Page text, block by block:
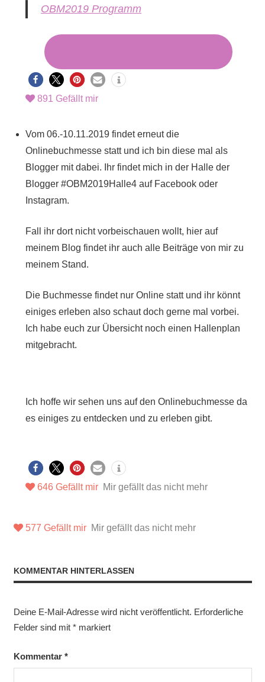
OBM2019 Programm
891 Gefällt mir
Vom 06.-10.11.2019 findet erneut die
Onlinebuchmesse statt und ich bin diese mal als
Blogger mit dabei. Ihr findet mich in der Halle der
Blogger #OBM2019Halle4 auf Facebook oder
Instagram.
Fall ihr dort nicht vorbeischauen wollt, hier auf
meinem Blog findet ihr auch alle Beiträge von mir zu
meinem Stand.
Die Buchmesse findet nur Online statt und ihr könnt
einiges erleben also schaut doch gerne mal vorbei.
Ich habe euch zur Übersicht noch einen Hallenplan
mitgebracht.
Ich hoffe wir sehen uns auf den Onlinebuchmesse da
es einiges zu entdecken und zu erleben gibt.
646Gefällt mir Mir gefällt das nicht mehr
577 Gefällt mir Mir gefällt das nicht mehr
KOMMENTAR HINTERLASSEN
Deine E-Mail-Adresse wird nicht veröffentlicht. Erforderliche
Felder sind mit *markiert
Kommentar *